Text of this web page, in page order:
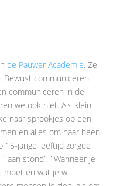
de Pauwer Academie. Ze
Bewust communiceren
communiceren in de
we ook niet. Als klein
naar sprookjes op een
en alles om haar heen
15-jarige leeftijd zorgde
stond’. `Wanneer je
moet en wat je wil